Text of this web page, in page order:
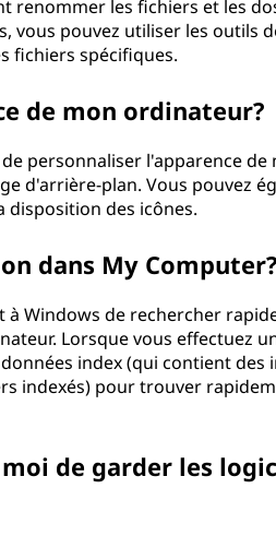
renommer les fichiers et les
vous pouvez utiliser les outils
fichiers spécifiques.
de mon ordinateur?
personnaliser l'apparence
d'arrière-plan. Vous pouvez
disposition des icônes.
dans My Computer?
Windows de rechercher
Lorsque vous effectuez
index (qui contient
indexés) pour trouver
de garder les